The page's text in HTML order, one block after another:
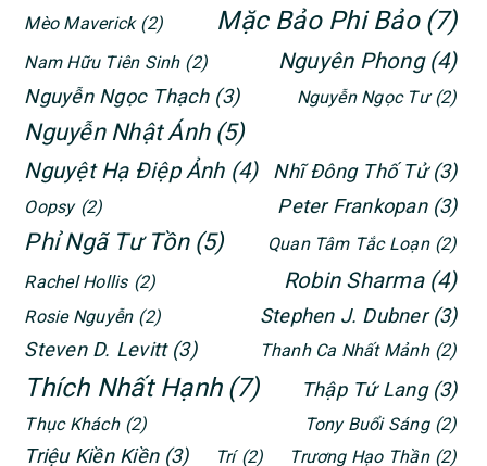
Mèo Maverick (2) Mặc Bảo Phi Bảo (7)
Nam Hữu Tiên Sinh (2) Nguyên Phong (4)
Nguyễn Ngọc Thạch (3) Nguyễn Ngọc Tư (2)
Nguyễn Nhật Ánh (5)
Nguyệt Hạ Điệp Ảnh (4) Nhĩ Đông Thố Tử (3)
Oopsy (2) Peter Frankopan (3)
Phỉ Ngã Tư Tồn (5) Quan Tâm Tắc Loạn (2)
Rachel Hollis (2) Robin Sharma (4)
Rosie Nguyễn (2) Stephen J. Dubner (3)
Steven D. Levitt (3) Thanh Ca Nhất Mảnh (2)
Thích Nhất Hạnh (7) Thập Tứ Lang (3)
Thục Khách (2) Tony Buổi Sáng (2)
Triệu Kiền Kiền (3) Trí (2) Trương Hạo Thần (2)